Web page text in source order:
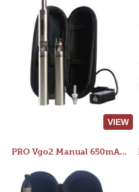
VIEW
PRO Vgo2 Manual 650mAh Kit